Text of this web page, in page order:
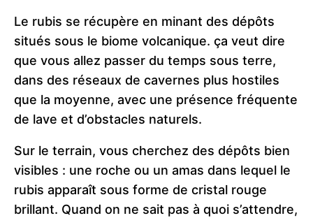
Le rubis se récupère en minant des dépôts
situés sous le biome volcanique. ça veut dire
que vous allez passer du temps sous terre,
dans des réseaux de cavernes plus hostiles
que la moyenne, avec une présence fréquente
de lave et d’obstacles naturels.
Sur le terrain, vous cherchez des dépôts bien
visibles : une roche ou un amas dans lequel le
rubis apparaît sous forme de cristal rouge
brillant. Quand on ne sait pas à quoi s’attendre,